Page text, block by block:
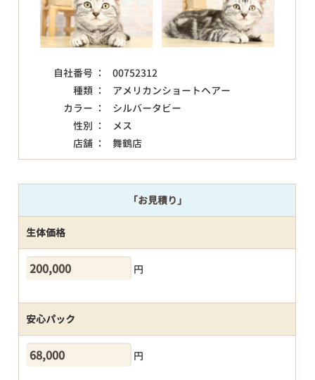
自社番号 ：
00752312
種類 ：
アメリカンショートヘアー
カラー ：
シルバータビー
性別 ：
メス
店舗 ：
舞鶴店
「お見積り」
生体価格
円
安心パック
円